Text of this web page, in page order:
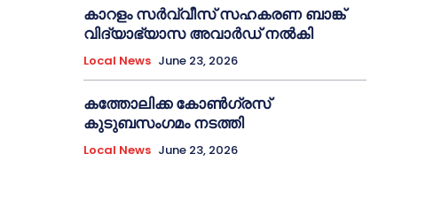
കാറളം സർവ്വീസ് സഹകരണ ബാങ്ക്
വിദ്യാഭ്യാസ അവാർഡ് നൽകി
Local News June 23, 2026
കത്തോലിക്ക കോൺഗ്രസ്
കുടുബസംഗമം നടത്തി
Local News June 23, 2026